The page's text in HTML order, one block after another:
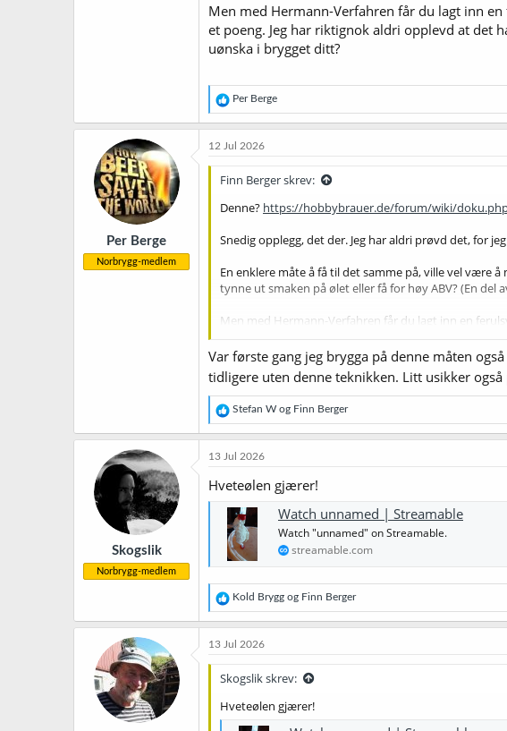
Men med Hermann-Verfahren får du lagt inn
et poeng. Jeg har riktignok aldri opplevd at det
uønska i brygget ditt?
R
e
a
k
j
o
e
:
Per Berge
Per Berge
Norbrygg-medlem
12 Jul 2026
Finn Berger skrev:
Denne? https://hobbybrauer.de/forum/wiki/
Snedig opplegg, det der. Jeg har aldri prøvd det, for
En enklere måte å få til det samme på, ville vel være
tynne ut smaken på ølet eller få for høy ABV? (En
Men med Hermann-Verfahren får du lagt inn en
riktignok aldri opplevd at det har noen effekt på
Var første gang jeg brygga på denne måten
tidligere uten denne teknikken. Litt usikker
R
e
a
k
j
o
n
e
r
:
Stefan W og Finn Berger
Skogslik
Norbrygg-medlem
13 Jul 2026
Hveteølen gjærer!
Watch unnamed | Streamable
Watch "unnamed" on Streamable.
streamable.com
R
e
a
k
j
o
e
Kold Brygg og Finn Berger
13 Jul 2026
Skogslik skrev:
Hveteølen gjærer!